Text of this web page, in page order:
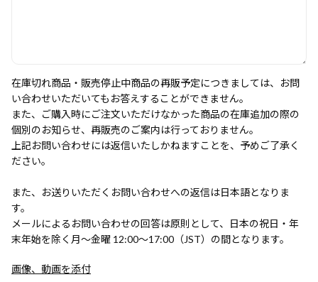
在庫切れ商品・販売停止中商品の再販予定につきましては、お問
い合わせいただいてもお答えすることができません。
また、ご購入時にご注文いただけなかった商品の在庫追加の際の
個別のお知らせ、再販売のご案内は行っておりません。
上記お問い合わせには返信いたしかねますことを、予めご了承く
ださい。
また、お送りいただくお問い合わせへの返信は日本語となりま
す。
メールによるお問い合わせの回答は原則として、日本の祝日・年
末年始を除く月～金曜 12:00～17:00（JST）の間となります。
画像、動画を添付